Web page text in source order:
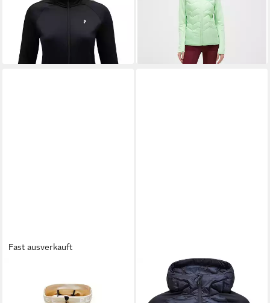
149,99 €
lieferbar - in 4-5 Werktagen bei dir
sportivem Design
UVP239,99 €
lieferbar - in 4-5 Werktagen bei dir
Fast ausverkauft
Fleecejacke W Rider Zip
Hood mit Label-Applikationen
PEAK PERFORMANCE
Funktionsjacke Peak
Performance Damen Helium